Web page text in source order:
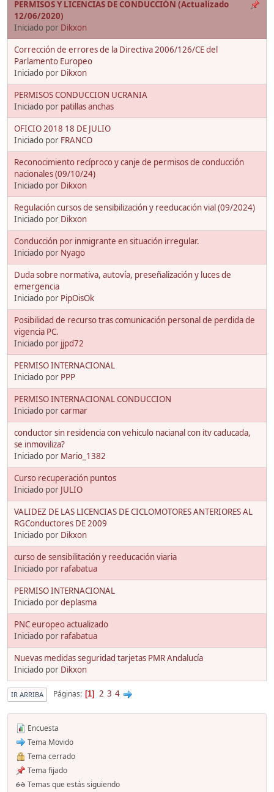
PERMISOS Y LICENCIAS DE CONDUCCIÓN (Actualizado
12/06/2020)
Iniciado por Dikxon
Corrección de errores de la Directiva 2006/126/CE del
Parlamento Europeo
Iniciado por Dikxon
PERMISOS CONDUCCION UCRANIA
Iniciado por patillas anchas
OFICIO 2018 18 DE JULIO
Iniciado por FRANCO
Reconocimiento recíproco y canje de permisos de conducción
nacionales (09/10/24)
Iniciado por Dikxon
Regulación cursos de sensibilización y reeducación vial (09/2024)
Iniciado por Dikxon
Conducción por inmigrante en situación irregular.
Iniciado por Nyago
Duda sobre normativa, autovía, preseñalización y luces de
emergencia
Iniciado por PipOisOk
Posibilidad de recurso tras comunicación personal de perdida de
vigencia PC.
Iniciado por jjpd72
PERMISO INTERNACIONAL
Iniciado por PPP
PERMISO INTERNACIONAL CONDUCCION
Iniciado porcarmar
conductor sin residencia con vehiculo nacianal con itv caducada,
se inmoviliza?
Iniciado por Mario_1382
Curso recuperación puntos
Iniciado por JULIO
VALIDEZ DE LAS LICENCIAS DE CICLOMOTORES ANTERIORES AL
RGConductores DE 2009
Iniciado por Dikxon
curso de sensibilitación y reeducación viaria
Iniciado por rafabatua
PERMISO INTERNACIONAL
Iniciado pordeplasma
PNC europeo actualizado
Iniciado por rafabatua
Nuevas medidas seguridad tarjetas PMR Andalucía
Iniciado por Dikxon
IR ARRIBA Páginas 1 2 3 4
Encuesta
Tema Movido
Tema cerrado
Tema fijado
Temas que estás siguiendo